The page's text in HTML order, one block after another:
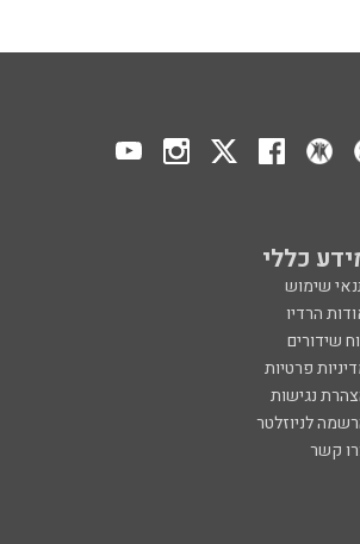
כללי
שימוש
הרדיו
שידורים
פרטיות
נגישות
לניוזלטר
קשר